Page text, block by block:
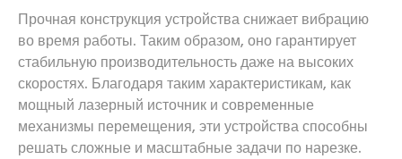
Прочная конструкция устройства снижает вибрацию
во время работы. Таким образом, оно гарантирует
стабильную производительность даже на высоких
скоростях. Благодаря таким характеристикам, как
мощный лазерный источник и современные
механизмы перемещения, эти устройства способны
решать сложные и масштабные задачи по нарезке.